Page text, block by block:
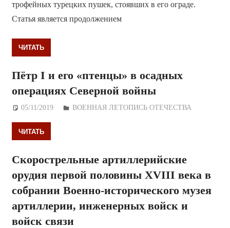
трофейных турецких пушек, стоявших в его ограде.
Статья является продолжением
ЧИТАТЬ
Пётр I и его «птенцы» в осадных
операциях Северной войны
05/11/2019 Дежурный по Редакции
ВОЕННАЯ ЛЕТОПИСЬ ОТЕЧЕСТВА
ЧИТАТЬ
Скорострельные артиллерийские
орудия первой половины XVIII века в
собрании Военно-исторического музея
артиллерии, инженерных войск и
войск связи